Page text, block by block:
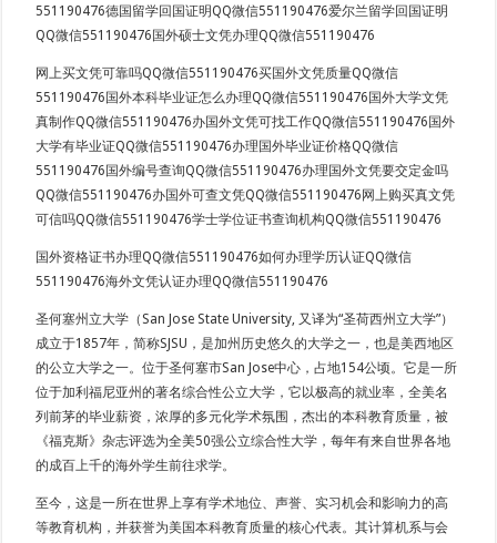
551190476德国留学回国证明QQ微信551190476爱尔兰留学回国证明
QQ微信551190476国外硕士文凭办理QQ微信551190476
网上买文凭可靠吗QQ微信551190476买国外文凭质量QQ微信
551190476国外本科毕业证怎么办理QQ微信551190476国外大学文凭
真制作QQ微信551190476办国外文凭可找工作QQ微信551190476国外
大学有毕业证QQ微信551190476办理国外毕业证价格QQ微信
551190476国外编号查询QQ微信551190476办理国外文凭要交定金吗
QQ微信551190476办国外可查文凭QQ微信551190476网上购买真文凭
可信吗QQ微信551190476学士学位证书查询机构QQ微信551190476
国外资格证书办理QQ微信551190476如何办理学历认证QQ微信
551190476海外文凭认证办理QQ微信551190476
圣何塞州立大学（San Jose State University, 又译为“圣荷西州立大学”）
成立于1857年，简称SJSU，是加州历史悠久的大学之一，也是美西地区
的公立大学之一。位于圣何塞市San Jose中心，占地154公顷。它是一所
位于加利福尼亚州的著名综合性公立大学，它以极高的就业率，全美名
列前茅的毕业薪资，浓厚的多元化学术氛围，杰出的本科教育质量，被
《福克斯》杂志评选为全美50强公立综合性大学，每年有来自世界各地
的成百上千的海外学生前往求学。
至今，这是一所在世界上享有学术地位、声誉、实习机会和影响力的高
等教育机构，并获誉为美国本科教育质量的核心代表。其计算机系与会